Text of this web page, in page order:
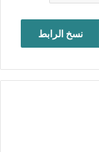
نسخ الرابط